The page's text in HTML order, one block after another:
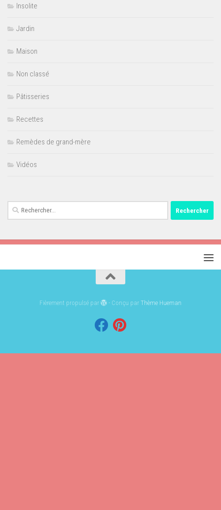
Insolite
Jardin
Maison
Non classé
Pâtisseries
Recettes
Remèdes de grand-mère
Vidéos
Rechercher :
Fièrement propulsé par - Conçu parThème Hueman